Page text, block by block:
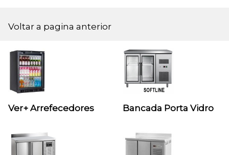
Voltar a pagina anterior
Ver+ Arrefecedores Bancada Porta Vidro